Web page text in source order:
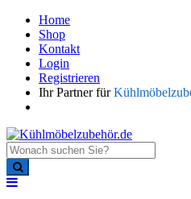
Home
Shop
Kontakt
Login
Registrieren
Ihr Partner für